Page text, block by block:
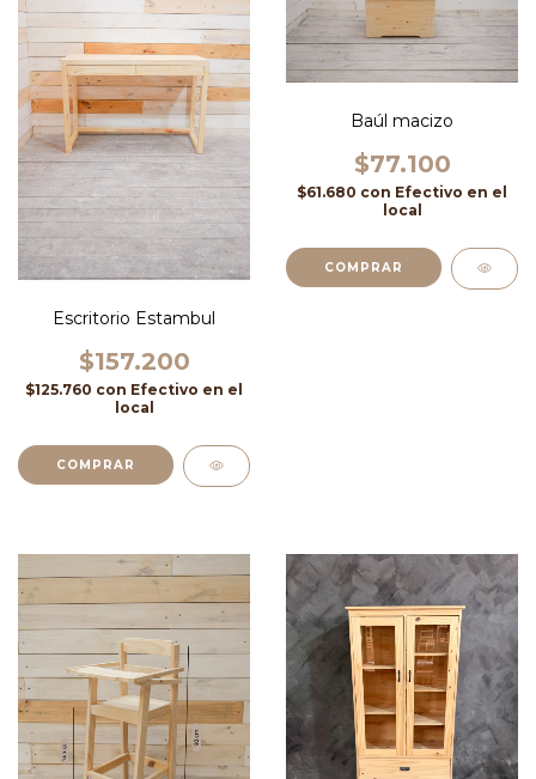
Escritorio Estambul
$157.200
$125.760 con Efectivo en el
local
Baúl macizo
$77.100
$61.680 con Efectivo en el
local
COMPRAR